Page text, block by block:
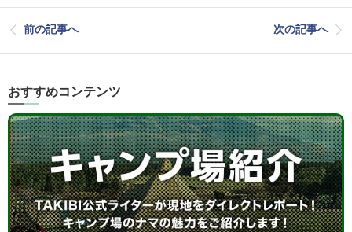
前の記事へ 次の記事へ
おすすめコンテンツ